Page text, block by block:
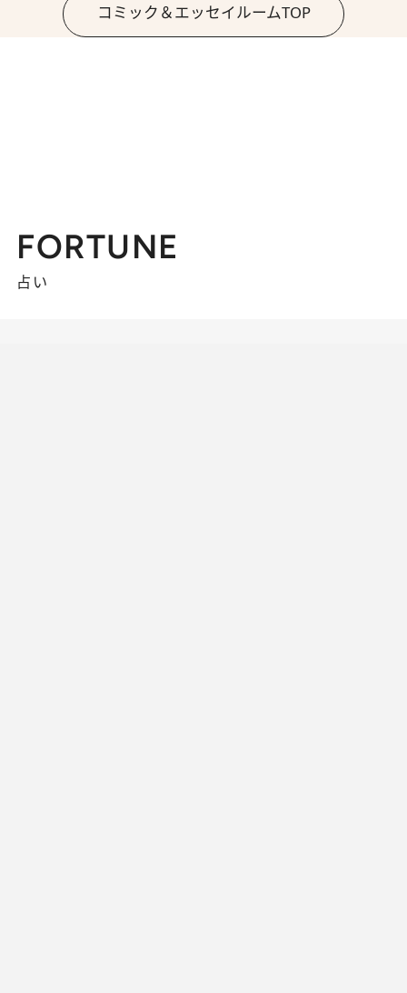
コミック＆エッセイルームTOP
FORTUNE
占い